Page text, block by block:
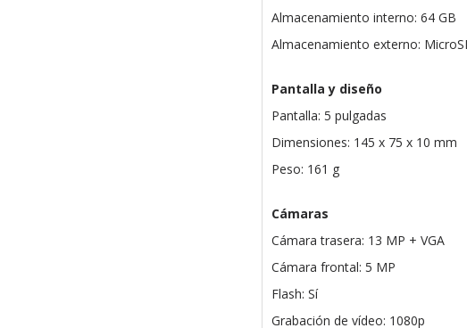
Almacenamiento interno: 64 GB
Almacenamiento externo:
Pantalla y diseño
Pantalla: 5 pulgadas
Dimensiones: 145 x 75 x 10 mm
Peso: 161 g
Cámaras
Cámara trasera: 13 MP + VGA
Cámara frontal: 5 MP
Flash: Sí
Grabación de vídeo: 1080p